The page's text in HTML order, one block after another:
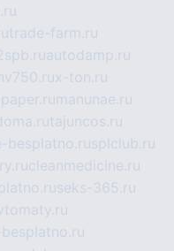
trade-farm.ru
autodamp.ru
nv750.rux-ton.ru
manunae.ru
tajuncos.ru
besplatno.rusplclub.ru
cleanmedicine.ru
seks-365.ru